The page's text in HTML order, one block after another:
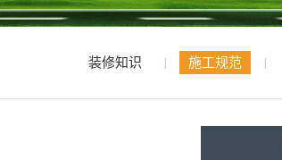
装修知识 施工规范
免费获取装修报价